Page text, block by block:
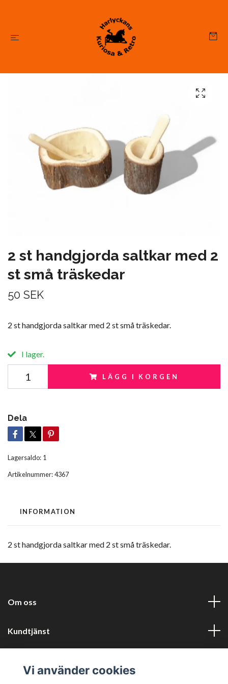
2 st handgjorda saltkar med 2
st små träskedar
50 SEK
2 st handgjorda saltkar med 2 st små träskedar.
I lager.
LÄGG I KORGEN
Dela
Lagersaldo: 1
Artikelnummer:4367
INFORMATION
2 st handgjorda saltkar med 2 st små träskedar.
Om oss
Kundtjänst
Vi använder cookies